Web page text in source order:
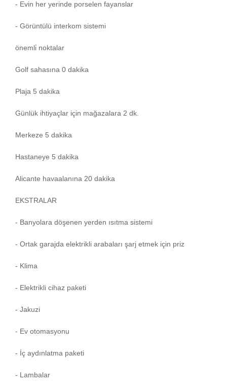
- Evin her yerinde porselen fayanslar
- Görüntülü interkom sistemi
önemli̇ noktalar
Golf sahasına 0 dakika
Plaja 5 dakika
Günlük ihtiyaçlar için mağazalara 2 dk.
Merkeze 5 dakika
Hastaneye 5 dakika
Alicante havaalanına 20 dakika
EKSTRALAR
- Banyolara döşenen yerden ısıtma sistemi
- Ortak garajda elektrikli arabaları şarj etmek için priz
- Klima
- Elektrikli cihaz paketi
- Jakuzi
- Ev otomasyonu
- İç aydınlatma paketi
- Lambalar